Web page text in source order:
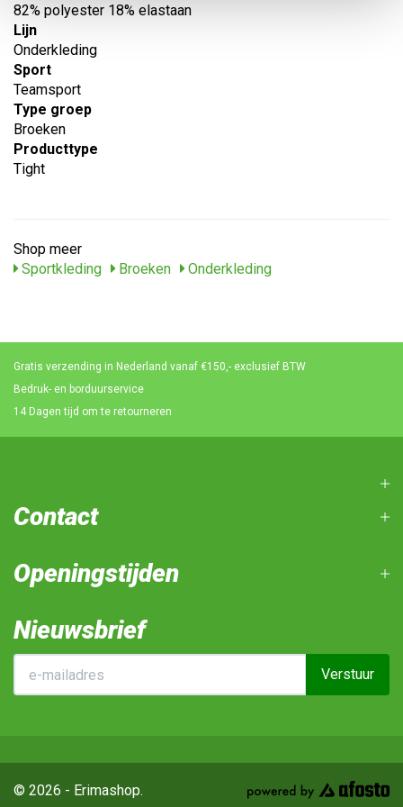
82% polyester 18% elastaan
Lijn
Onderkleding
Sport
Teamsport
Type groep
Broeken
Producttype
Tight
Shop meer
Sportkleding
Broeken Onderkleding
Gratis verzending in Nederland vanaf €150,- exclusief BTW
Bedruk- en borduurservice
14 Dagen tijd om te retourneren
Contact
Openingstijden
Nieuwsbrief
Verstuur
© 2026 - Erimashop.